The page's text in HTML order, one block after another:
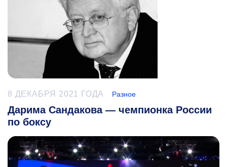
8 ДЕКАБРЯ 2021 ГОДА Разное
Дарима Сандакова — чемпионка России
по боксу